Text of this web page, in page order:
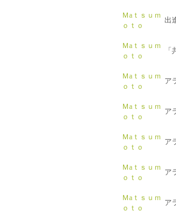
Ｍaｔｓｕｍ
ｏｔｏ
出
Ｍaｔｓｕｍ
ｏｔｏ
Ｍaｔｓｕｍ
ｏｔｏ
ア
Ｍaｔｓｕｍ
ｏｔｏ
ア
Ｍaｔｓｕｍ
ｏｔｏ
ア
Ｍaｔｓｕｍ
ｏｔｏ
ア
Ｍaｔｓｕｍ
ｏｔｏ
ア